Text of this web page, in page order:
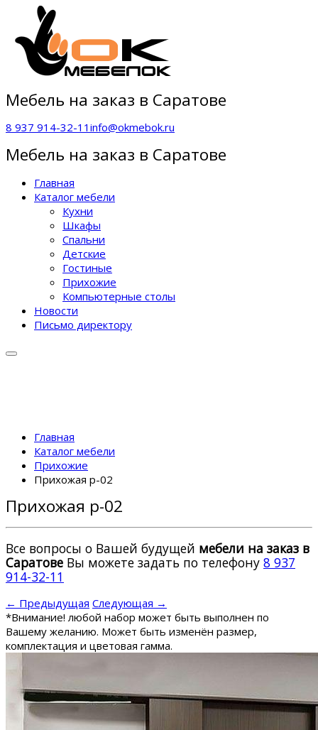
Мебель на заказ в Саратове
8 937 914-32-11 info@okmebok.ru
Мебель на заказ в Саратове
Главная
Каталог мебели
Кухни
Шкафы
Спальни
Детские
Гостиные
Прихожие
Компьютерные столы
Новости
Письмо директору
Главная
Каталог мебели
Прихожие
Прихожая p-02
Прихожая p-02
Все вопросы о Вашей будущей мебели на заказ в
Саратове Вы можете задать по телефону 8 937
914-32-11
← Предыдущая Следующая →
*Внимание! любой набор может быть выполнен по
Вашему желанию. Может быть изменён размер,
комплектация и цветовая гамма.